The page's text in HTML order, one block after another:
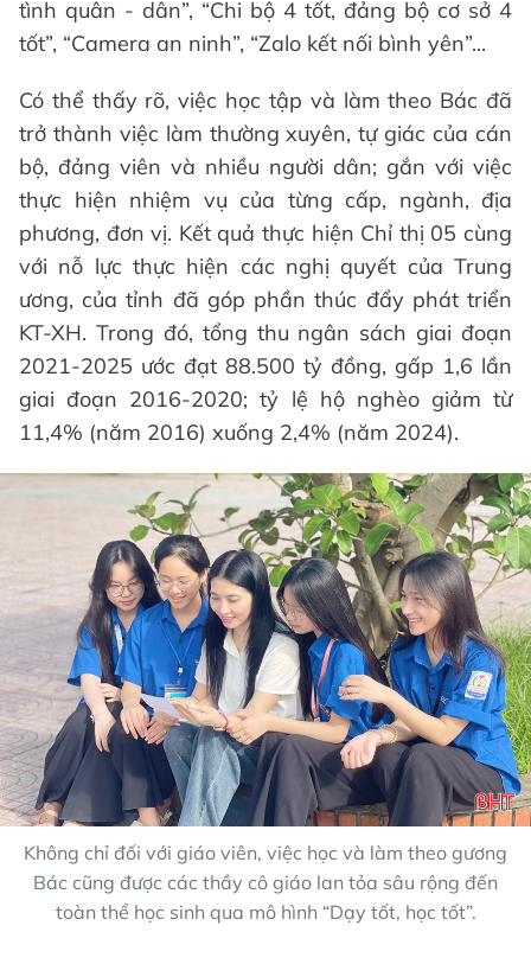
tình quân - dân”, “Chi bộ 4 tốt, đảng bộ cơ sở 4
tốt”, “Camera an ninh”, “Zalo kết nối bình yên”...
Có thể thấy rõ, việc học tập và làm theo Bác đã
trở thành việc làm thường xuyên, tự giác của cán
bộ, đảng viên và nhiều người dân; gắn với việc
thực hiện nhiệm vụ của từng cấp, ngành, địa
phương, đơn vị. Kết quả thực hiện Chỉ thị 05 cùng
với nỗ lực thực hiện các nghị quyết của Trung
ương, của tỉnh đã góp phần thúc đẩy phát triển
KT-XH. Trong đó, tổng thu ngân sách giai đoạn
2021-2025 ước đạt 88.500 tỷ đồng, gấp 1,6 lần
giai đoạn 2016-2020; tỷ lệ hộ nghèo giảm từ
11,4% (năm 2016) xuống 2,4% (năm 2024).
Không chỉ đối với giáo viên, việc học và làm theo gương
Bác cũng được các thầy cô giáo lan tỏa sâu rộng đến
toàn thể học sinh qua mô hình “Dạy tốt, học tốt”.